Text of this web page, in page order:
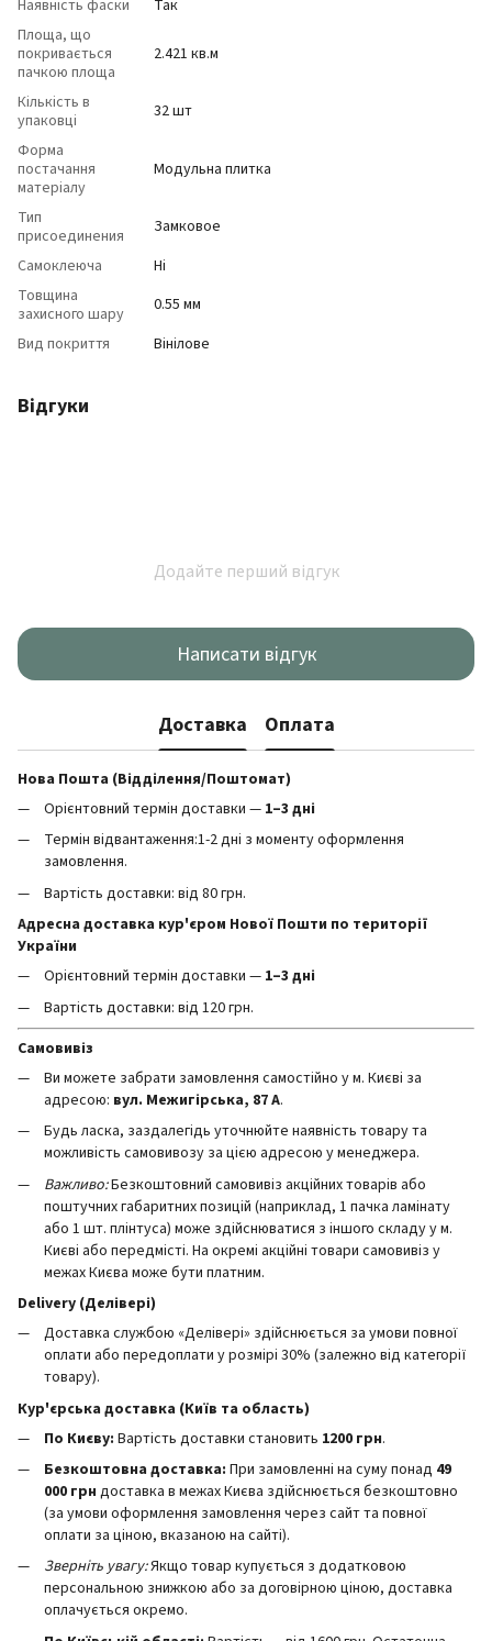
Наявність фаски
Так
Площа, що
покривається
пачкою площа
2.421 кв.м
Кількість в
упаковці
32 шт
Форма
постачання
матеріалу
Модульна плитка
Тип
присоединения
Замковое
Самоклеюча
Ні
Товщина
захисного шару
0.55 мм
Вид покриття
Вінілове
Відгуки
Додайте перший відгук
Написати відгук
Доставка Оплата
Нова Пошта (Відділення/Поштомат)
Орієнтовний термін доставки — 1–3 дні
Термін відвантаження:1-2 дні з моменту оформлення
замовлення.
Вартість доставки: від 80 грн.
Адресна доставка кур'єром Нової Пошти по території
України
Орієнтовний термін доставки — 1–3 дні
Вартість доставки: від 120 грн.
Самовивіз
Ви можете забрати замовлення самостійно у м. Києві за
адресою: вул. Межигірська, 87 А.
Будь ласка, заздалегідь уточнюйте наявність товару та
можливість самовивозу за цією адресою у менеджера.
Важливо:Безкоштовний самовивіз акційних товарів або
поштучних габаритних позицій (наприклад, 1 пачка ламінату
або 1 шт. плінтуса) може здійснюватися з іншого складу у м.
Києві або передмісті. На окремі акційні товари самовивіз у
межах Києва може бути платним.
Delivery (Делівері)
Доставка службою «Делівері» здійснюється за умови повної
оплати або передоплати у розмірі 30% (залежно від категорії
товару).
Кур'єрська доставка (Київ та область)
По Києву: Вартість доставки становить 1200 грн.
Безкоштовна доставка: При замовленні на суму понад 49
000 грн доставка в межах Києва здійснюється безкоштовно
(за умови оформлення замовлення через сайт та повної
оплати за ціною, вказаною на сайті).
Зверніть увагу:Якщо товар купується з додатковою
персональною знижкою або за договірною ціною, доставка
оплачується окремо.